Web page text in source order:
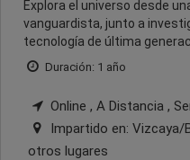
Explora el universo desde
vanguardista, junto a
tecnología de última
Duración: 1 año
Online , A Distancia ,
Impartido en: Vizcaya/
otros lugares